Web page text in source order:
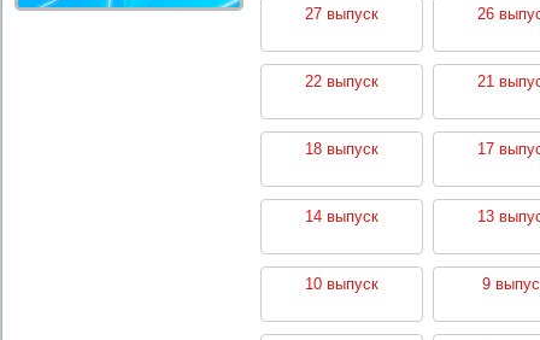
27 выпуск 26
22 выпуск 21
18 выпуск 17
14 выпуск 13
10 выпуск 9